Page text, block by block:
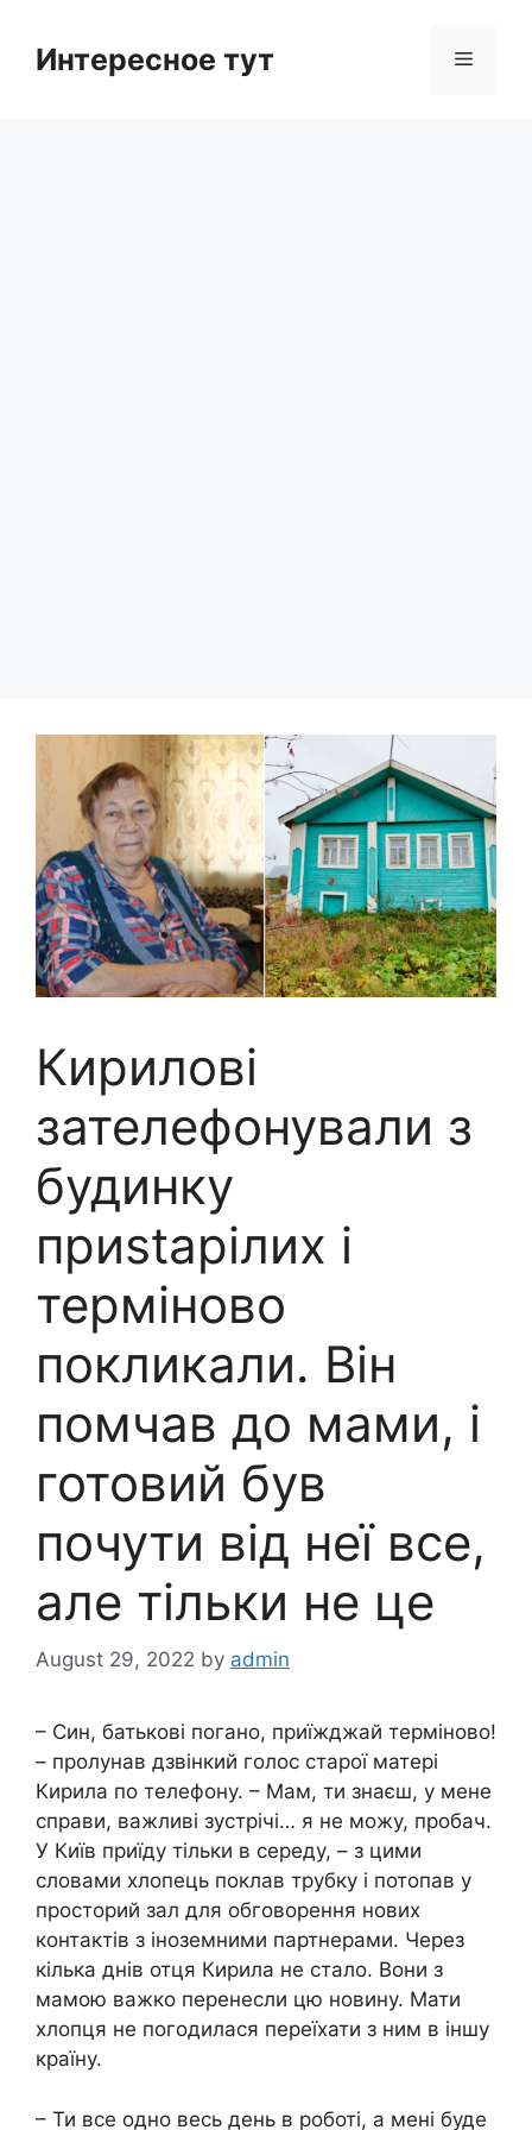
contentИнтересное тут Menu
Кирилові
зателефонували з
будинку
приstарілих і
терміново
покликали. Він
помчав до мами, і
готовий був
почути від неї все,
але тільки не це
August 29, 2022 by admin
– Син, батькові погано, приїжджай терміново!
– пролунав дзвінкий голос старої матері
Кирила по телефону. – Мам, ти знаєш, у мене
справи, важливі зустрічі… я не можу, пробач.
У Київ приїду тільки в середу, – з цими
словами хлопець поклав трубку і потопав у
просторий зал для обговорення нових
контактів з іноземними партнерами. Через
кілька днів отця Кирила не стало. Вони з
мамою важко перенесли цю новину. Мати
хлопця не погодилася переїхати з ним в іншу
країну.
– Ти все одно весь день в роботі, а мені буде